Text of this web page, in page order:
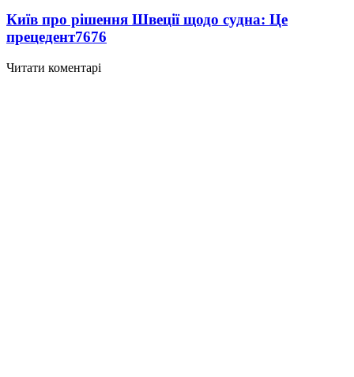
Київ про рішення Швеції щодо судна: Це
прецедент7676
Читати коментарі